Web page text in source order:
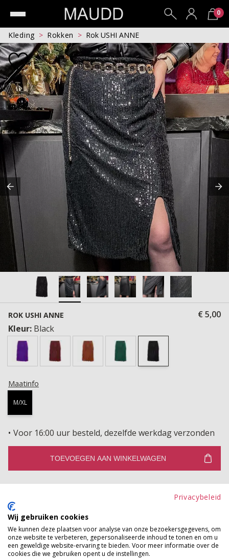
0
Kleding Rokken Rok USHI ANNE
ROK USHI ANNE
€ 5,00
Kleur: Black
Maatinfo
M/XL
Voor 16:00 uur besteld, dezelfde werkdag verzonden
TOEVOEGEN AAN WINKELWAGEN
Gratis verzenden vanaf €150,-
Bekijk voorraad winkel
Dit is de party rok voor dit seizoen! Mix and match dit te
Privacybeleid
Wij gebruiken cookies
We kunnen deze plaatsen voor analyse van onze bezoekersgegevens, om
onze website te verbeteren, gepersonaliseerde inhoud te tonen en om u
een geweldige website-ervaring te bieden. Voor meer informatie over de
cookies die we gebruiken opent u de instellingen.